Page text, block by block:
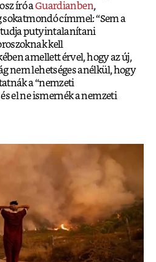
író aGuardianben,
sokatmondó címmel: “Sem a
tudja putyintalanítani
kell
amellett érvel, hogy az új,
nem lehetséges anélkül, hogy
a “nemzeti
el ne ismernék a nemzeti